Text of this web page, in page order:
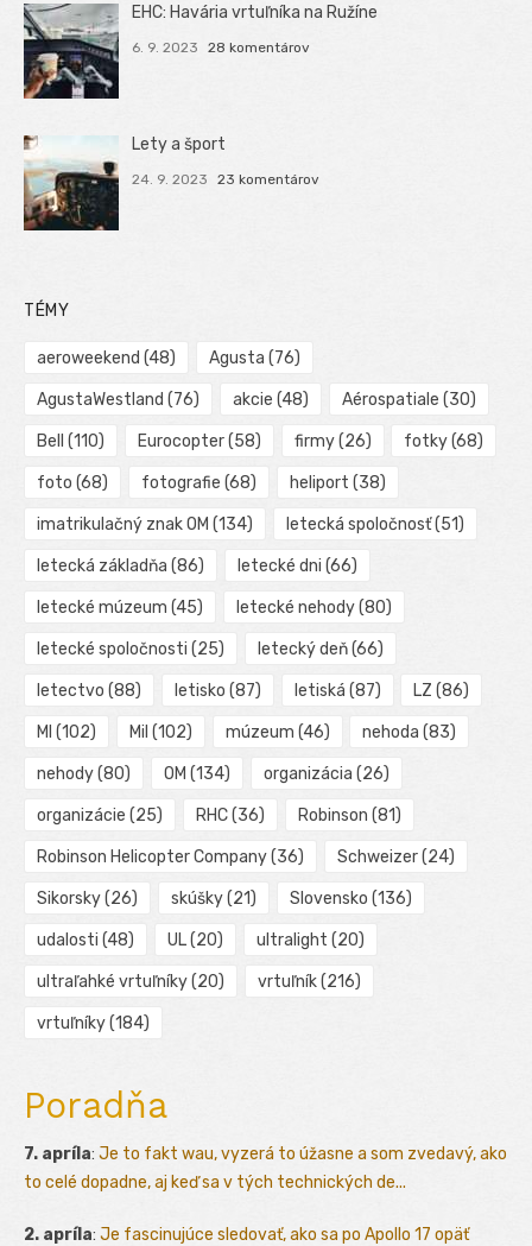
EHC: Havária vrtuľníka na Ružíne
6. 9. 2023 28 komentárov
Lety a šport
24. 9. 2023 23 komentárov
TÉMY
aeroweekend (48) Agusta (76)
AgustaWestland (76) akcie (48) Aérospatiale (30)
Bell (110) Eurocopter(58) firmy(26) fotky(68)
foto (68) fotografie (68) heliport (38)
imatrikulačný znak OM (134) letecká spoločnosť(51)
letecká základňa (86) letecké dni (66)
letecké múzeum (45) letecké nehody(80)
letecké spoločnosti (25) letecký deň(66)
letectvo (88) letisko (87) letiská (87) LZ (86)
MI (102) Mil (102) múzeum (46) nehoda (83)
nehody(80) OM (134) organizácia (26)
organizácie (25) RHC(36) Robinson (81)
Robinson Helicopter Company(36) Schweizer(24)
Sikorsky(26) skúšky(21) Slovensko (136)
udalosti (48) UL(20) ultralight (20)
ultraľahké vrtuľníky(20) vrtuľník(216)
vrtuľníky(184)
Poradňa
7. apríla: Je to fakt wau, vyzerá to úžasne a som zvedavý, ako
to celé dopadne, aj keď sa v tých technických de...
2. apríla: Je fascinujúce sledovať, ako sa po Apollo 17 opäť